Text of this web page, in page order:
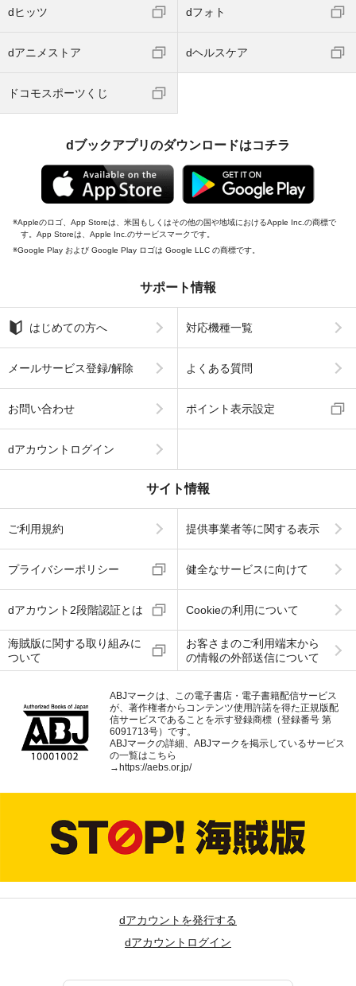
dヒッツ dフォト
dアニメストア dヘルスケア
ドコモスポーツくじ
dブックアプリのダウンロードはコチラ
Appleのロゴ、App Storeは、米国もしくはその他の国や地域におけるApple Inc.の商標で
す。App Storeは、Apple Inc.のサービスマークです。
Google Play および Google Play ロゴは Google LLC の商標です。
サポート情報
はじめての方へ 対応機種一覧
メールサービス登録/解除 よくある質問
お問い合わせ ポイント表示設定
dアカウントログイン
サイト情報
ご利用規約 提供事業者等に関する表示
プライバシーポリシー 健全なサービスに向けて
dアカウント2段階認証とは Cookieの利用について
海賊版に関する取り組みに
ついて
お客さまのご利用端末から
の情報の外部送信について
ABJマークは、この電子書店・電子書籍配信サービス
が、著作権者からコンテンツ使用許諾を得た正規版配
信サービスであることを示す登録商標（登録番号 第
6091713号）です。
ABJマークの詳細、ABJマークを掲示しているサービス
の一覧はこちら
→ https://aebs.or.jp/
dアカウントを発行する
dアカウントログイン